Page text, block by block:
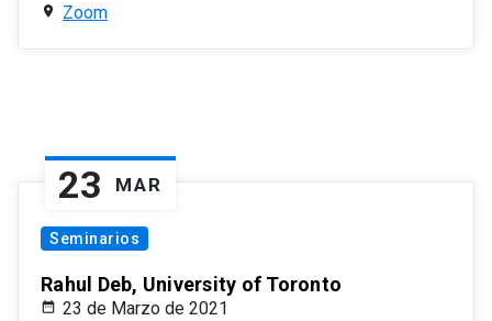
Zoom
23 MAR
Seminarios
Rahul Deb, University of Toronto
23 de Marzo de 2021